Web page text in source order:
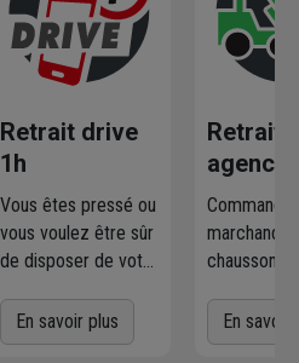
Retrait drive
1h
Vous êtes pressé ou
vous voulez être sûr
de disposer de votre
Commandez
directement les
En savoir plus
Retrait
agence
l'agence
En savoir